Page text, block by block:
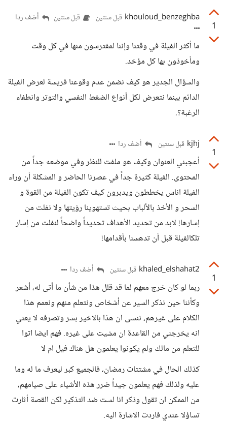
1
khouloud_benzeghba قبل سنتين قبل سنتين أضف ردا
ما أكثر الفيلة في وقتنا وإننا لمفترسون منها في كل وقت
ومأخوذون بها كل مؤخد.
والسؤال الجدير هو كيف نضمن عدم وقوعنا فريسة لعرض الفيلة
الدائم بينما نتعرض لكل أنواع الضغط النفسي والتوتر وانطفاء
الرغبة؟.
1
kjhj قبل سنتين أضف ردا
أعجبني العنوان وكيف هو ملفت للنظر وفي موضعه جداً من
المحتوى. الفيلة كثيرة جداً في عصرنا الحاضر و المشكلة أن وراء
الفيلة اناس يخططون ويدبرون كيف تكون الفيلة من القوة و
السحر و الأخذ بالألباب بحيث تستهوينا رؤيتها ولا نفلت من
إسارها! لابد من تحديد الأهداف تحديداً واضحاً لنفلت من إسار
تلكالفيلة قبل أن تدهسنا بأقدامها!
1
khaled_elshahat2 قبل سنتين أضف ردا
ربما لو كان خرج معهم لما قد قلل هذا من شأن ما أتى له، أشعر
وكأننا حين نذكر السير عن أشخاص ونتعلم منهم ونعمم هذا
الكلام على غيرهم، ننسى ان هذا بالاخير بشر وتصرفه لا يعني
انه يخرجني من القاعدة ان مشيت على غيره. فهم ايضا اتوا
للتعلم من مالك ولم يكونوا يعلمون هل هناك فيل ام لا
كذلك الحال في مشتتات رمضان، فالجميع كبر ليعرف ما له وما
عليه ولذلك فهم يعلمون جيداً ضرر هذه الأشياء على صيامهم،
من الممكن ان تقول وذكر انا لست ضد التذكير لكن القصة أثارت
تساؤلا عندي فاردت الاشارة اليه.